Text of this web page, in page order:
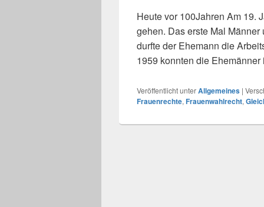
Heute vor 100Jahren Am 19.
gehen. Das erste Mal
durfte der Ehemann die
1959 konnten die Ehemänner
Veröffentlicht unterAllgemeines |
Frauenrechte, Frauenwahlrecht,